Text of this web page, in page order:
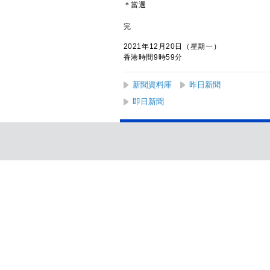
＊當選
完
2021年12月20日（星期一）
香港時間9時59分
新聞資料庫 昨日新聞
即日新聞